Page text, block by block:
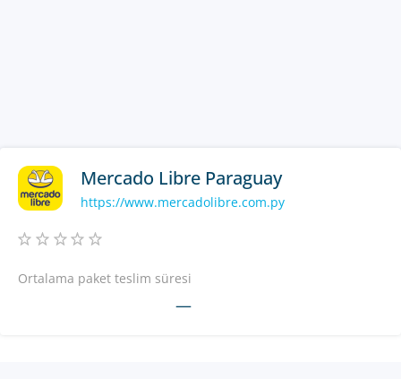
Mercado Libre Paraguay
https://www.mercadolibre.com.py
Ortalama paket teslim süresi
—